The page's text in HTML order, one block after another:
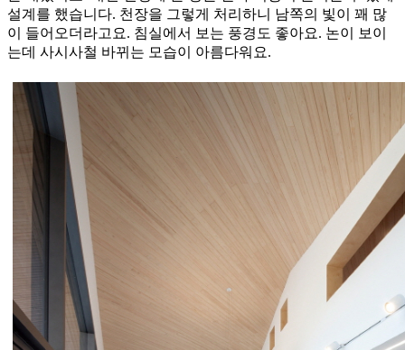
설계를 했습니다. 천장을 그렇게 처리하니 남쪽의 빛이 꽤 많
이 들어오더라고요. 침실에서 보는 풍경도 좋아요. 논이 보이
는데 사시사철 바뀌는 모습이 아름다워요.